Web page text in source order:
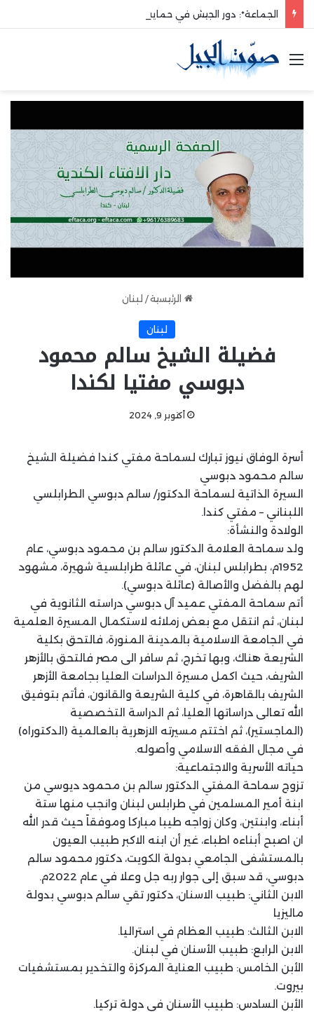
القائمة
الرئيسية / لبنان
لبنان
فضيلة الشيخ سالم محمود
دبوسي مفتيا لكندا
أكتوبر 9, 2024
أسرة الوفاق نيوز تبارك لسماحة مفتي كندا فضيلة الشيخ
سالم محمود دبوسي
السيرة الذاتية لسماحة الدكتور/ سالم دبوسي الطرابلسي
اللبناني – مفتي كندا.
الولادة والنشأة:
ولد سماحة العلامة الدكتور سالم بن محمود دبوسي، عام
1952م، بطرابلس لبنان، في عائلة طرابلسية شهيرة، مشهود
لهم بالفضل والأصالة (عائلة دبوسي).
أتم سماحة المفتي عميد آل دبوسي دراسته الثانوية في
لبنان، ثم انتقل مع بعض زملائه لاستكمال المسيرة العلمية
في الجامعة الاسلامية بالمدينة المنورة، فالتحق بكلية
الشريعة هناك، وبها تخرج، ثم سافر الى مصر فالتحق بالأزهر
الشريف، حيث اكمل مسيرة الدراسات العليا بجامعة الأزهر
الشريف بالقاهرة، في كلية الشريعة والقانون، فأتم بتوفيق
الله تعالى دراساتها العليا، ثم الدراسة التخصصية
(الماجستير)، ثم اختتم مسيرته الازهرية بالعالمية (الدكتوراه)
في مجال الفقه الاسلامي وأصوله.
حياته الأسرية والاجتماعية:
تزوج سماحة المفتي الدكتور سالم بن محمود ديوسي من
ابنة أمير المسلمين في طرابلس لبنان وانجب منها ستة
أبناء، وابنتين، وكان زواجه طيبا مباركا وموفقاً حيث قدر الله
ان اصبح أبناءه اطباء، غير أن ابنه الاكبر طبيب العيون
بالمستشفى الجامعي بدولة الكويت، دكتور محمود سالم
دبوسي، قد سبق إلى جوار ربه جل وعلا في عام 2022م.
الابن الثاني: طبيب الاسنان، دكتور تقي سالم دبوسي بدولة
ماليزيا
الابن الثالث: طبيب العظام في استراليا.
الابن الرابع: طبيب الأسنان في لبنان.
الأبن الخامس: طبيب العناية المركزة والتخدير بمستشفيات
بيروت.
الأبن السادس: طبيب الأسنان في دولة تركيا.